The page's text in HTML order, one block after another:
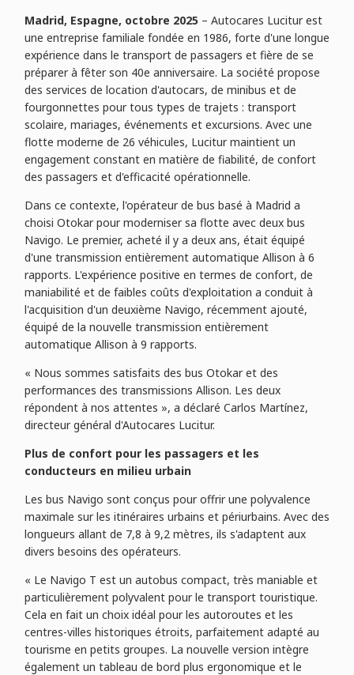
Madrid, Espagne, octobre 2025 – Autocares Lucitur est
une entreprise familiale fondée en 1986, forte d'une longue
expérience dans le transport de passagers et fière de se
préparer à fêter son 40e anniversaire. La société propose
des services de location d'autocars, de minibus et de
fourgonnettes pour tous types de trajets : transport
scolaire, mariages, événements et excursions. Avec une
flotte moderne de 26 véhicules, Lucitur maintient un
engagement constant en matière de fiabilité, de confort
des passagers et d'efficacité opérationnelle.
Dans ce contexte, l'opérateur de bus basé à Madrid a
choisi Otokar pour moderniser sa flotte avec deux bus
Navigo. Le premier, acheté il y a deux ans, était équipé
d'une transmission entièrement automatique Allison à 6
rapports. L'expérience positive en termes de confort, de
maniabilité et de faibles coûts d'exploitation a conduit à
l'acquisition d'un deuxième Navigo, récemment ajouté,
équipé de la nouvelle transmission entièrement
automatique Allison à 9 rapports.
« Nous sommes satisfaits des bus Otokar et des
performances des transmissions Allison. Les deux
répondent à nos attentes », a déclaré Carlos Martínez,
directeur général d'Autocares Lucitur.
Plus de confort pour les passagers et les
conducteurs en milieu urbain
Les bus Navigo sont conçus pour offrir une polyvalence
maximale sur les itinéraires urbains et périurbains. Avec des
longueurs allant de 7,8 à 9,2 mètres, ils s'adaptent aux
divers besoins des opérateurs.
« Le Navigo T est un autobus compact, très maniable et
particulièrement polyvalent pour le transport touristique.
Cela en fait un choix idéal pour les autoroutes et les
centres-villes historiques étroits, parfaitement adapté au
tourisme en petits groupes. La nouvelle version intègre
également un tableau de bord plus ergonomique et le